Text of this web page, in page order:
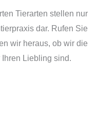
Tierarten stellen nur
dar. Rufen Sie
wir heraus, ob wir die
Liebling sind.